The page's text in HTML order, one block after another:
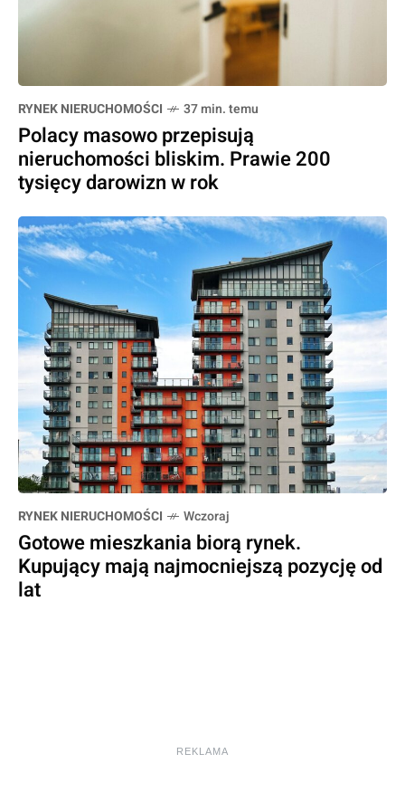
RYNEK NIERUCHOMOŚCI 37 min. temu
Polacy masowo przepisują
nieruchomości bliskim. Prawie 200
tysięcy darowizn w rok
RYNEK NIERUCHOMOŚCI Wczoraj
Gotowe mieszkania biorą rynek.
Kupujący mają najmocniejszą pozycję od
lat
REKLAMA